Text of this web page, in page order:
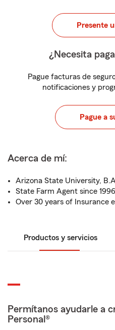
Presente
¿Necesita
Pague facturas de
notificaciones y
Pague a
Acerca de mí:
Arizona State University,
State Farm Agent since 1996
Over 30 years of Insurance
Productos y servicios
Permítanos ayudarle a
Personal®